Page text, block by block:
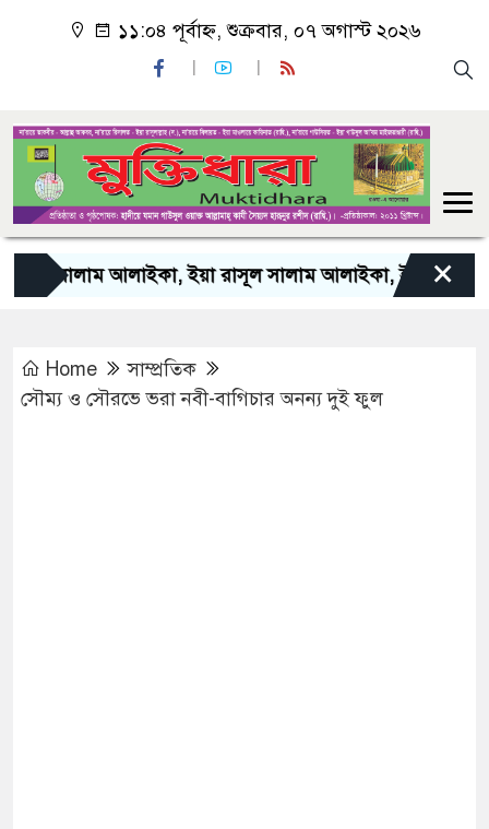
১১:০৪ পূর্বাহ্ন, শুক্রবার, ০৭ অগাস্ট ২০২৬
আলাইকা, ইয়া রাসূল সালাম আলাইকা, ইয়া হাবীব সালাম
×
Home
সাম্প্রতিক
সৌম্য ও সৌরভে ভরা নবী-বাগিচার অনন্য দুই ফুল